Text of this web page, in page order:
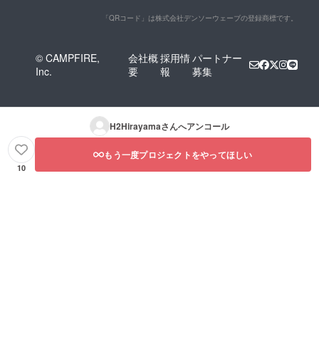
「QRコード」は株式会社デンソーウェーブの登録商標です。
© CAMPFIRE,
Inc.
会社概
要
採用情
報
パートナー
募集
H2Hirayamaさんへアンコール
10
もう一度プロジェクトをやってほしい